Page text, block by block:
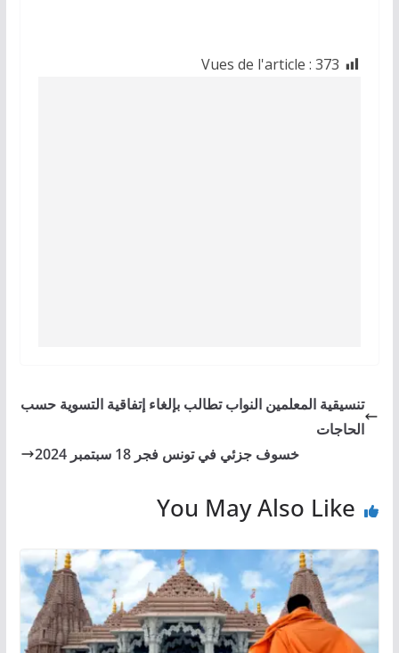
Vues de l'article : 373
تنسيقية المعلمين النواب تطالب بإلغاء إتفاقية التسوية حسب
الحاجات
خسوف جزئي في تونس فجر 18 سبتمبر 2024
You May Also Like